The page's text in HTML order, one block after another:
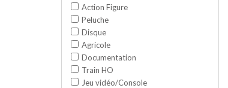
Action Figure
Peluche
Disque
Agricole
Documentation
Train HO
Jeu vidéo/Console